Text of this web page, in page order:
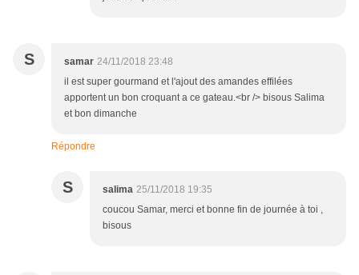
S samar 24/11/2018 23:48
il est super gourmand et l'ajout des amandes effilées
apportent un bon croquant a ce gateau.<br /> bisous Salima
et bon dimanche
Répondre
S salima 25/11/2018 19:35
coucou Samar, merci et bonne fin de journée à toi ,
bisous